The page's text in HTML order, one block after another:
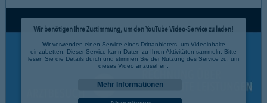
Wir benötigen Ihre Zustimmung, um den YouTube Video-Service zu laden!
Wir verwenden einen Service eines Drittanbieters, um Videoinhalte
einzubetten. Dieser Service kann Daten zu Ihren Aktivitäten sammeln. Bitte
lesen Sie die Details durch und stimmen Sie der Nutzung des Service zu, um
dieses Video anzusehen.
Mehr Informationen